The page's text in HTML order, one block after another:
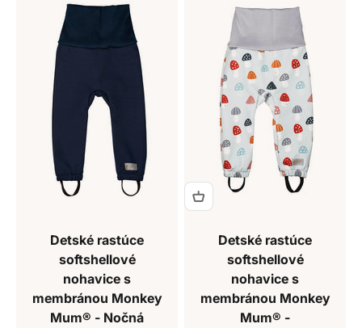
Detské rastúce
softshellové
nohavice s
membránou Monkey
Mum® - Nočná
Detské rastúce
softshellové
nohavice s
membránou Monkey
Mum® -